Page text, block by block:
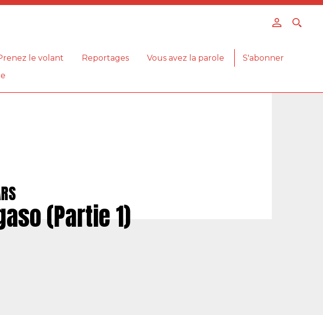
le volant Reportages Vous avez la parole
S'abonner
(Partie 1)